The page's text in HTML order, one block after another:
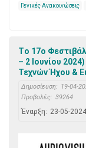
Γενικές Ανακοινώσεις
Tο 17ο
– 2 Ιουνίου
Τεχνών Ήχου &
Δημοσίευση: 19-04-
Προβολές: 39264
Έναρξη: 23-05-2024